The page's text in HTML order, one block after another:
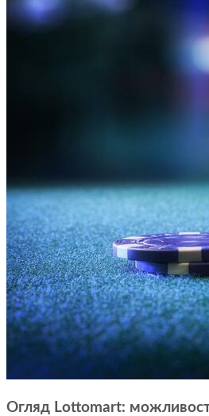
Огляд Lottomart: